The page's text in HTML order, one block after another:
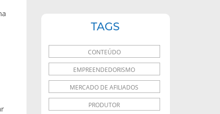
TAGS
CONTEÚDO
EMPREENDEDORISMO
MERCADO DE AFILIADOS
PRODUTOR